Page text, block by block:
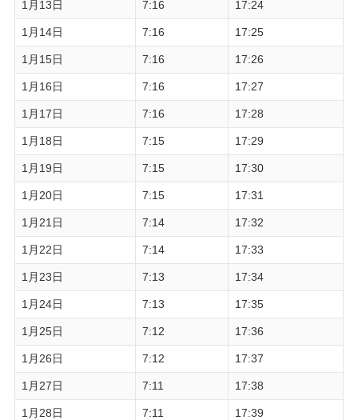
1月13日 7:16 17:24
1月14日 7:16 17:25
1月15日 7:16 17:26
1月16日 7:16 17:27
1月17日 7:16 17:28
1月18日 7:15 17:29
1月19日 7:15 17:30
1月20日 7:15 17:31
1月21日 7:14 17:32
1月22日 7:14 17:33
1月23日 7:13 17:34
1月24日 7:13 17:35
1月25日 7:12 17:36
1月26日 7:12 17:37
1月27日 7:11 17:38
1月28日 7:11 17:39